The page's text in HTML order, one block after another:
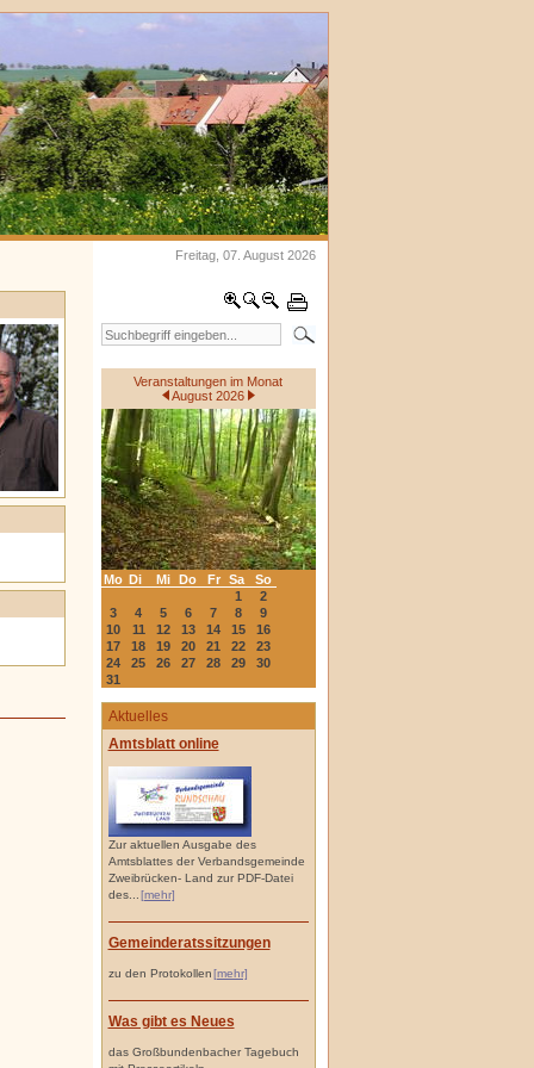
Freitag, 07. August 2026
Veranstaltungen im Monat
August 2026
Mo Di Mi Do Fr Sa
So
1
2
3
4 5 6 7 8
9
10
11 12 13 14 15
16
17
18 19 20 21 22
23
24
25 26 27 28 29
30
31
Aktuelles
Amtsblatt online
Zur aktuellen Ausgabe des
Amtsblattes der Verbandsgemeinde
Zweibrücken- Land zur PDF-Datei
des...
[mehr]
Gemeinderatssitzungen
zu den Protokollen[mehr]
Was gibt es Neues
das Großbundenbacher Tagebuch